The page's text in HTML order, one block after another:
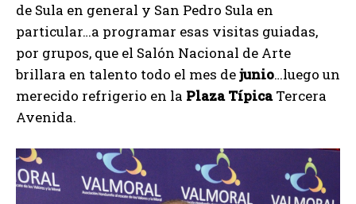
de Sula en general y San Pedro Sula en
particular…a programar esas visitas guiadas,
por grupos, que el Salón Nacional de Arte
brillara en talento todo el mes dejunio…luego un
merecido refrigerio en la Plaza TípicaTercera
Avenida.